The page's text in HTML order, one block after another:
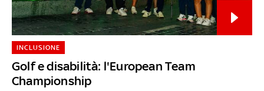
Golf e disabilità: l'European Team
Championship
INCLUSIONE